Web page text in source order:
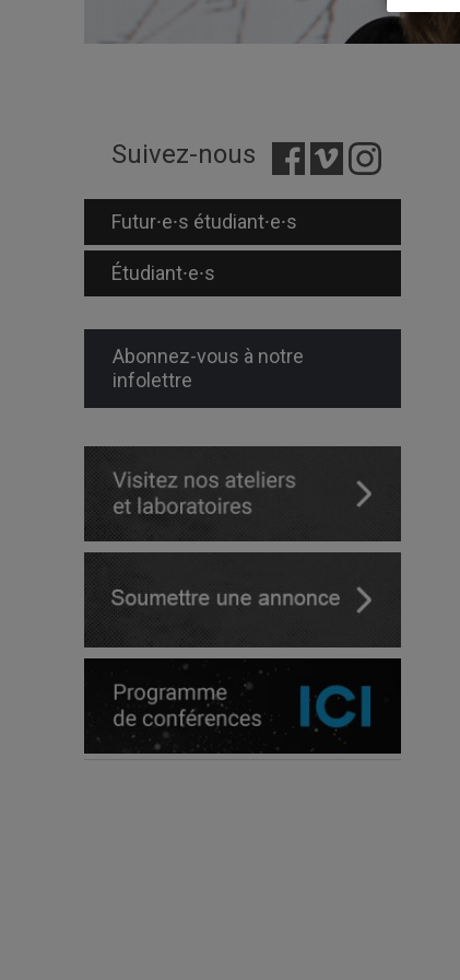
Suivez-nous
Futur⸱e⸱s étudiant⸱e⸱s
Étudiant⸱e⸱s
Abonnez-vous à notre
infolettre